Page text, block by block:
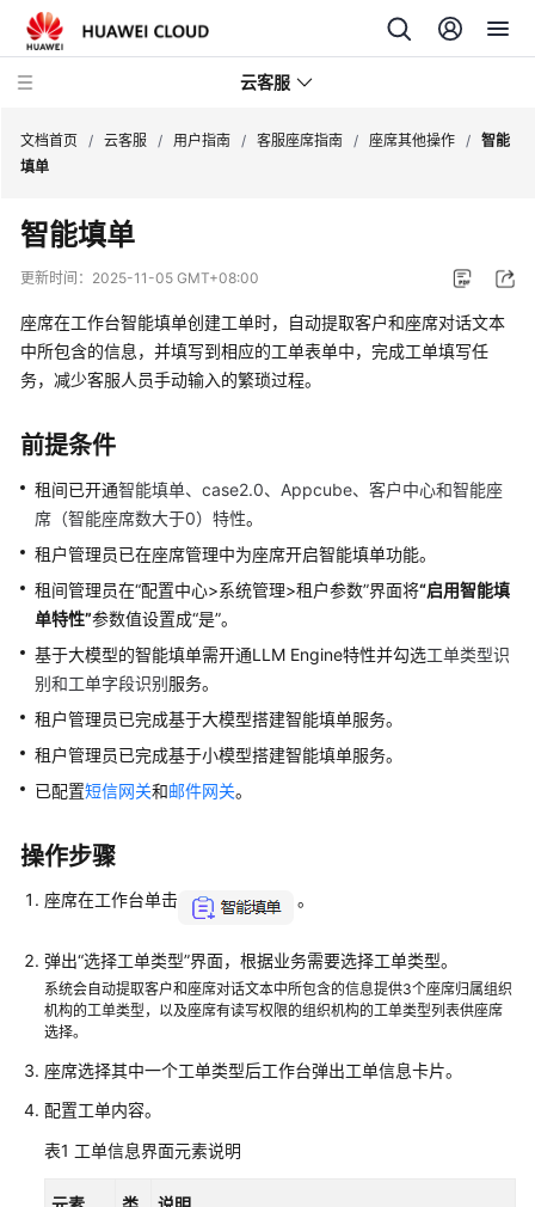
云客服
产
品
介
快
速
门
用
户
南
云
控
台
操
作
南
租
管
员
指
南
客
座
席
南
文档首页 / 云客服 / 用户指南 / 客服座席指南 / 座席其他操作 / 智能
填单
智能填单
更新时间： 2025-11-05 GMT+08:00
座席在工作台智能填单创建工单时，自动提取客户和座席对话文本
中所包含的信息，并填写到相应的工单表单中，完成工单填写任
务，减少客服人员手动输入的繁琐过程。
前提条件
租间已开通智能填单、case2.0、Appcube、客户中心和智能座
席（智能座席数大于0）特性。
租户管理员已在座席管理中为座席开启智能填单功能。
租间管理员在“配置中心>系统管理>租户参数”界面将“启用智能填
单特性”参数值设置成“是”。
基于大模型的智能填单需开通LLM Engine特性并勾选工单类型识
别和工单字段识别服务。
租户管理员已完成基于大模型搭建智能填单服务。
租户管理员已完成基于小模型搭建智能填单服务。
已配置短信网关和邮件网关。
操作步骤
座席在工作台单击 。
弹出“选择工单类型”界面，根据业务需要选择工单类型。
系统会自动提取客户和座席对话文本中所包含的信息提供3个座席归属组织
机构的工单类型，以及座席有读写权限的组织机构的工单类型列表供座席
选择。
座席选择其中一个工单类型后工作台弹出工单信息卡片。
配置工单内容。
表1 工单信息界面元素说明